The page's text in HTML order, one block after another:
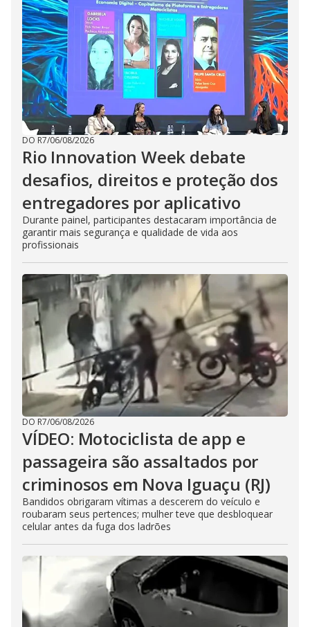
DO R7/06/08/2026
Rio Innovation Week debate
desafios, direitos e proteção dos
entregadores por aplicativo
Durante painel, participantes destacaram importância de
garantir mais segurança e qualidade de vida aos
profissionais
DO R7/06/08/2026
VÍDEO: Motociclista de app e
passageira são assaltados por
criminosos em Nova Iguaçu (RJ)
Bandidos obrigaram vítimas a descerem do veículo e
roubaram seus pertences; mulher teve que desbloquear
celular antes da fuga dos ladrões